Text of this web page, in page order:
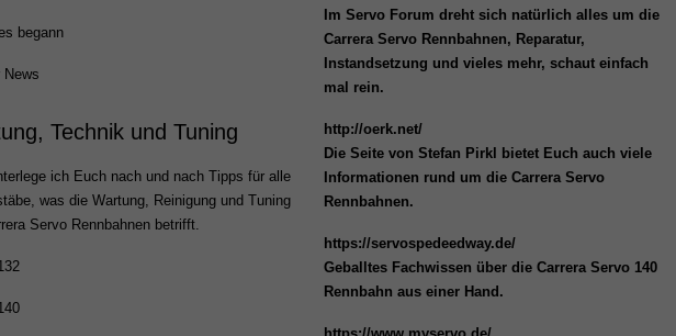
begann
News
Technik und Tuning
ich Euch nach und nach Tipps für alle
was die Wartung, Reinigung und Tuning
Servo Rennbahnen betrifft.
Im Servo Forum dreht sich natürlich alles um die
Carrera Servo Rennbahnen, Reparatur,
Instandsetzung und vieles mehr, schaut einfach
mal rein.
http://oerk.net/
Die Seite von Stefan Pirkl bietet Euch auch viele
Informationen rund um die Carrera Servo
Rennbahnen.
https://servospedeedway.de/
Geballtes Fachwissen über die Carrera Servo 140
Rennbahn aus einer Hand.